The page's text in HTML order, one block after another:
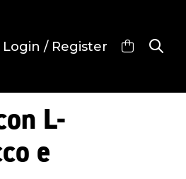
Login / Register
L-
e